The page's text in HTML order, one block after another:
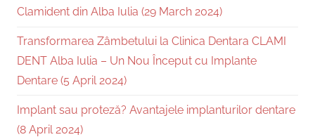
Clamident din Alba Iulia (29 March 2024)
Transformarea Zâmbetului la Clinica Dentara CLAMI
DENT Alba Iulia – Un Nou Început cu Implante
Dentare (5 April 2024)
Implant sau proteză? Avantajele implanturilor dentare
(8 April 2024)